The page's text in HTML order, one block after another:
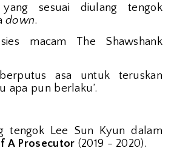
sesuai diulang tengok
down.
macam The Shawshank
berputus asa untuk teruskan
apa pun berlaku’.
tengok Lee Sun Kyun dalam
A Prosecutor (2019 - 2020).